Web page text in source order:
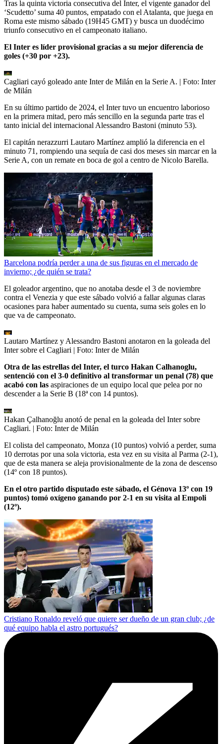
Tras la quinta victoria consecutiva del Inter, el vigente ganador del
‘Scudetto’ suma 40 puntos, empatado con el Atalanta, que juega en
Roma este mismo sábado (19H45 GMT) y busca un duodécimo
triunfo consecutivo en el campeonato italiano.
El Inter es líder provisional gracias a su mejor diferencia de
goles (+30 por +23).
Cagliari cayó goleado ante Inter de Milán en la Serie A. | Foto: Inter
de Milán
En su último partido de 2024, el Inter tuvo un encuentro laborioso
en la primera mitad, pero más sencillo en la segunda parte tras el
tanto inicial del internacional Alessandro Bastoni (minuto 53).
El capitán nerazzurri Lautaro Martínez amplió la diferencia en el
minuto 71, rompiendo una sequía de casi dos meses sin marcar en la
Serie A, con un remate en boca de gol a centro de Nicolo Barella.
Barcelona podría perder a una de sus figuras en el mercado de
invierno; ¿de quién se trata?
El goleador argentino, que no anotaba desde el 3 de noviembre
contra el Venezia y que este sábado volvió a fallar algunas claras
ocasiones para haber aumentado su cuenta, suma seis goles en lo
que va de campeonato.
Lautaro Martínez y Alessandro Bastoni anotaron en la goleada del
Inter sobre el Cagliari | Foto: Inter de Milán
Otra de las estrellas del Inter, el turco Hakan Calhanoglu,
sentenció con el 3-0 definitivo al transformar un penal (78) que
acabó con las aspiraciones de un equipo local que pelea por no
descender a la Serie B (18ª con 14 puntos).
Hakan Çalhanoğlu anotó de penal en la goleada del Inter sobre
Cagliari. | Foto: Inter de Milán
El colista del campeonato, Monza (10 puntos) volvió a perder, suma
10 derrotas por una sola victoria, esta vez en su visita al Parma (2-1),
que de esta manera se aleja provisionalmente de la zona de descenso
(14º con 18 puntos).
En el otro partido disputado este sábado, el Génova 13º con 19
puntos) tomó oxígeno ganando por 2-1 en su visita al Empoli
(12º).
Cristiano Ronaldo reveló que quiere ser dueño de un gran club; ¿de
qué equipo habla el astro portugués?